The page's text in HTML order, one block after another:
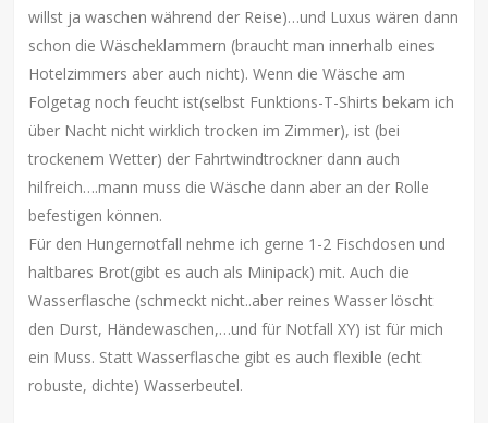
willst ja waschen während der Reise)…und Luxus wären dann
schon die Wäscheklammern (braucht man innerhalb eines
Hotelzimmers aber auch nicht). Wenn die Wäsche am
Folgetag noch feucht ist(selbst Funktions-T-Shirts bekam ich
über Nacht nicht wirklich trocken im Zimmer), ist (bei
trockenem Wetter) der Fahrtwindtrockner dann auch
hilfreich….mann muss die Wäsche dann aber an der Rolle
befestigen können.
Für den Hungernotfall nehme ich gerne 1-2 Fischdosen und
haltbares Brot(gibt es auch als Minipack) mit. Auch die
Wasserflasche (schmeckt nicht..aber reines Wasser löscht
den Durst, Händewaschen,…und für Notfall XY) ist für mich
ein Muss. Statt Wasserflasche gibt es auch flexible (echt
robuste, dichte) Wasserbeutel.